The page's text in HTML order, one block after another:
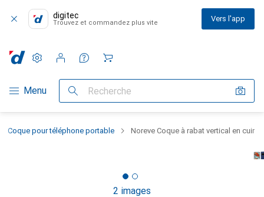
digitec
Trouvez et commandez plus vite Vers l'app
Navigation par catégorie
Menu Recherche
Paramètres
Compte client
Listes de comparaison
Listes d'envies
Panier
Coque pour téléphone portable Noreve Coque à rabat vertical en cuir
2 images